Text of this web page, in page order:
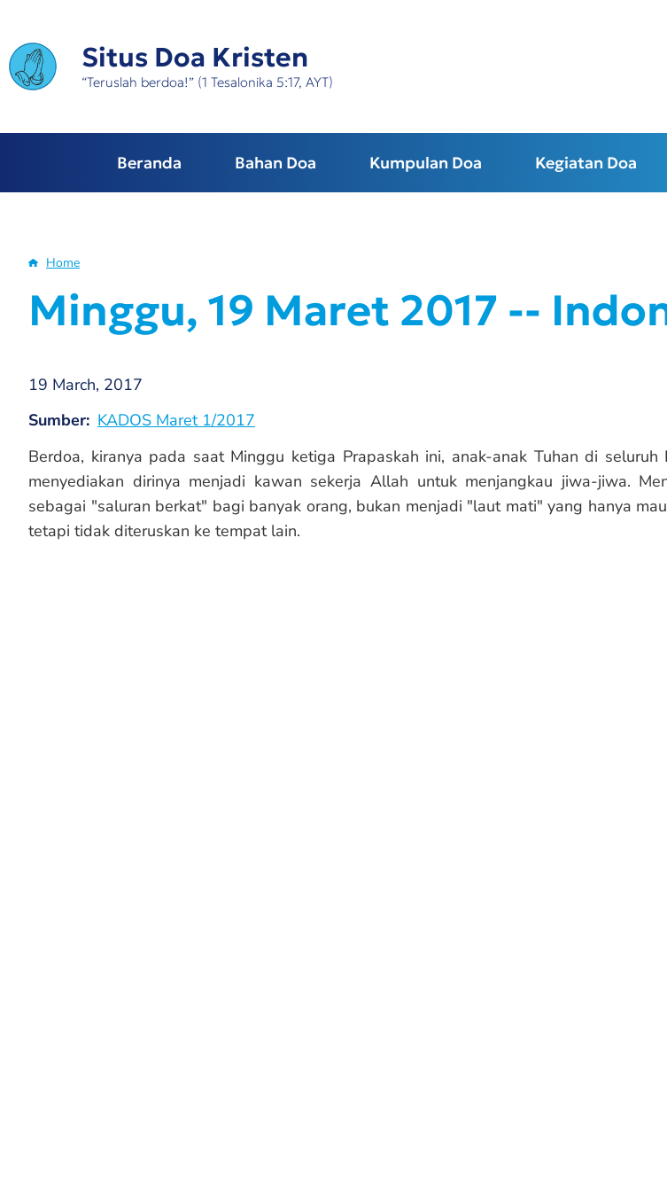
main
content
Situs Doa Kristen
“Teruslah berdoa!” (1 Tesalonika 5:17, AYT)
Beranda Bahan Doa Kumpulan Doa Kegiatan Doa
Breadcrumb
Home
Minggu, 19 Maret 2017 --
19 March, 2017
Sumber KADOS Maret 1/2017
Berdoa, kiranya pada saat Minggu ketiga Prapaskah ini, anak-anak Tuhan di seluruh
menyediakan dirinya menjadi kawan sekerja Allah untuk menjangkau jiwa-jiwa.
sebagai "saluran berkat" bagi banyak orang, bukan menjadi "laut mati" yang hanya
tetapi tidak diteruskan ke tempat lain.